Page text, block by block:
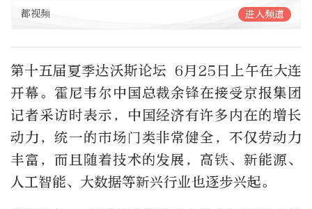
都视频 进入频道
第十五届夏季达沃斯论坛 6月25日上午在大连
开幕。霍尼韦尔中国总裁余锋在接受京报集团
记者采访时表示，中国经济有许多内在的增长
动力，统一的市场门类非常健全，不仅劳动力
丰富，而且随着技术的发展，高铁、新能源、
人工智能、大数据等新兴行业也逐步兴起。